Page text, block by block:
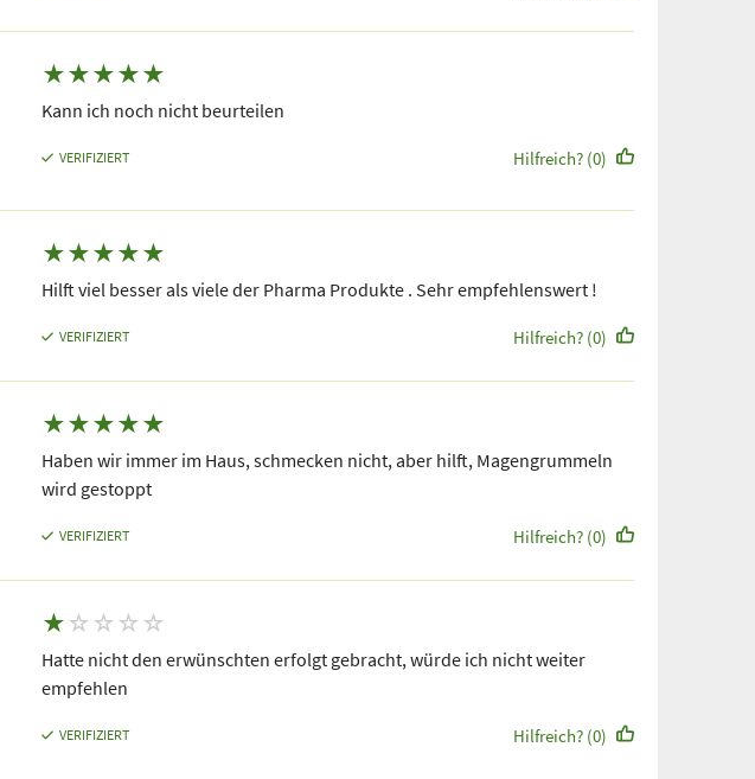
★★★★★
Kann ich noch nicht beurteilen
VERIFIZIERT Hilfreich? (0)
★★★★★
Hilft viel besser als viele der Pharma Produkte . Sehr empfehlenswert !
VERIFIZIERT Hilfreich? (0)
★★★★★
Haben wir immer im Haus, schmecken nicht, aber hilft, Magengrummeln
wird gestoppt
VERIFIZIERT Hilfreich? (0)
★ ☆ ☆ ☆ ☆
Hatte nicht den erwünschten erfolgt gebracht, würde ich nicht weiter
empfehlen
VERIFIZIERT Hilfreich? (0)